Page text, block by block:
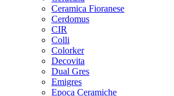
Ceramica Fioranese
Cerdomus
CIR
Colli
Colorker
Decovita
Dual Gres
Emigres
Epoca Ceramiche